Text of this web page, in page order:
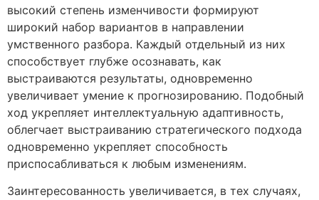
высокий степень изменчивости формируют
широкий набор вариантов в направлении
умственного разбора. Каждый отдельный из них
способствует глубже осознавать, как
выстраиваются результаты, одновременно
увеличивает умение к прогнозированию. Подобный
ход укрепляет интеллектуальную адаптивность,
облегчает выстраиванию стратегического подхода
одновременно укрепляет способность
приспосабливаться к любым изменениям.
Заинтересованность увеличивается, в тех случаях,